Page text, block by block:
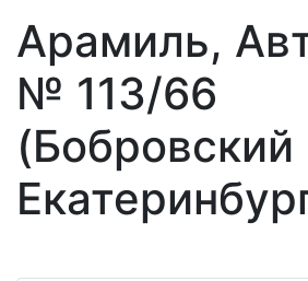
Арамиль,
№ 113/66
(Бобровский